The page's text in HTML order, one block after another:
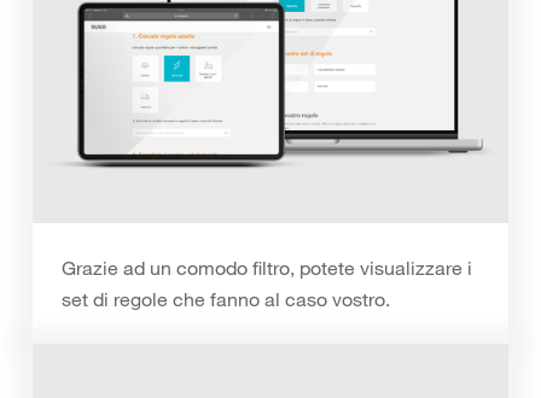
Grazie ad un comodo filtro, potete visualizzare i
set di regole che fanno al caso vostro.